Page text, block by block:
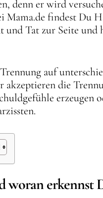
denn er wird
findest Du
Tat zur Seite und
auf
akzeptieren die
erzeugen
woran erkennst